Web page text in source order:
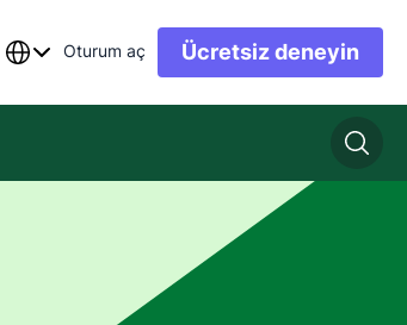
Oturum aç Ücretsiz deneyin